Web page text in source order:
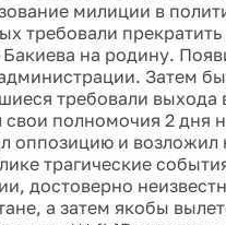
милиции в
требовали
на родину.
Затем
требовали
полномочия 2 дня
оппозицию и возложил
трагические
достоверно
а затем якобы